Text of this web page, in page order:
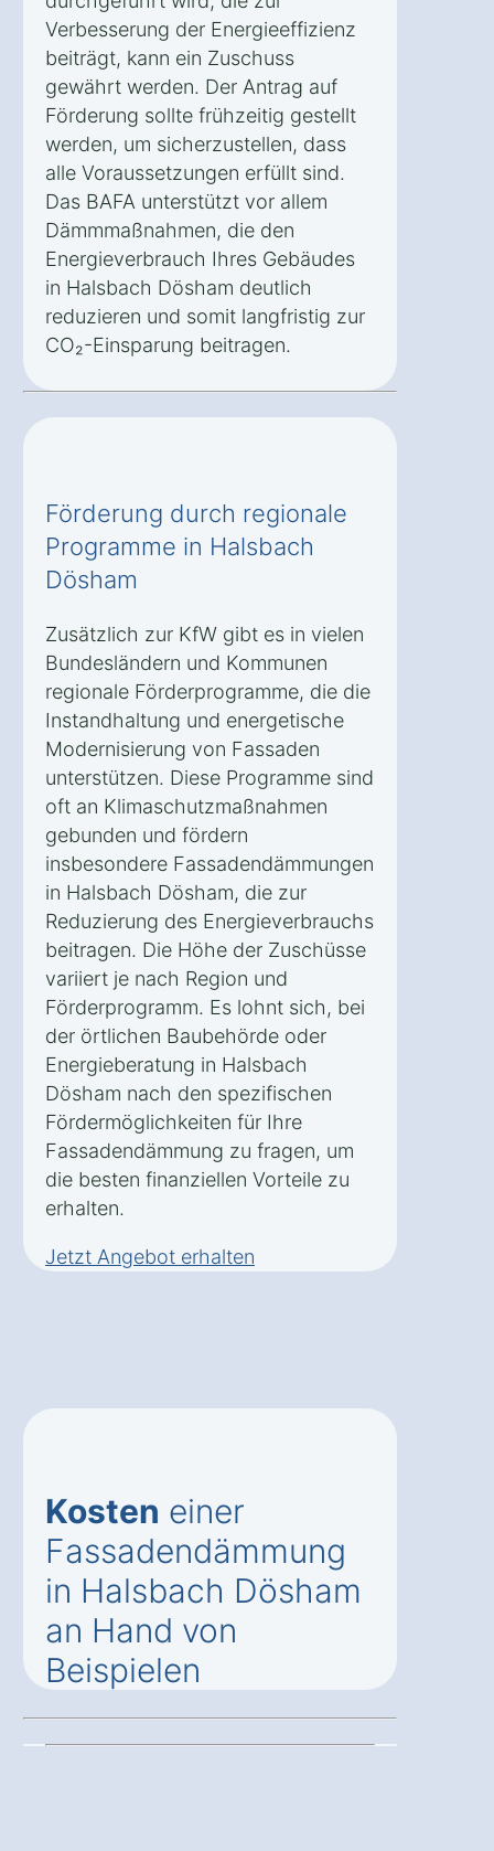
Verbesserung der Energieeffizienz
beiträgt, kann ein Zuschuss
gewährt werden. Der Antrag auf
Förderung sollte frühzeitig gestellt
werden, um sicherzustellen, dass
alle Voraussetzungen erfüllt sind.
Das BAFA unterstützt vor allem
Dämmmaßnahmen, die den
Energieverbrauch Ihres Gebäudes
in Halsbach Dösham deutlich
reduzieren und somit langfristig zur
CO₂-Einsparung beitragen.
Förderung durch regionale
Programme in Halsbach
Dösham
Zusätzlich zur KfW gibt es in vielen
Bundesländern und Kommunen
regionale Förderprogramme, die die
Instandhaltung und energetische
Modernisierung von Fassaden
unterstützen. Diese Programme sind
oft an Klimaschutzmaßnahmen
gebunden und fördern
insbesondere Fassadendämmungen
in Halsbach Dösham, die zur
Reduzierung des Energieverbrauchs
beitragen. Die Höhe der Zuschüsse
variiert je nach Region und
Förderprogramm. Es lohnt sich, bei
der örtlichen Baubehörde oder
Energieberatung in Halsbach
Dösham nach den spezifischen
Fördermöglichkeiten für Ihre
Fassadendämmung zu fragen, um
die besten finanziellen Vorteile zu
erhalten.
Jetzt Angebot erhalten
Kosten einer
Fassadendämmung
in Halsbach Dösham
an Hand von
Beispielen